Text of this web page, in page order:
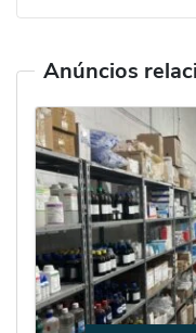
Anúncios